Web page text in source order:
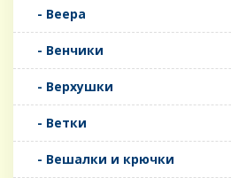
- Веера
- Венчики
- Верхушки
- Ветки
- Вешалки и крючки